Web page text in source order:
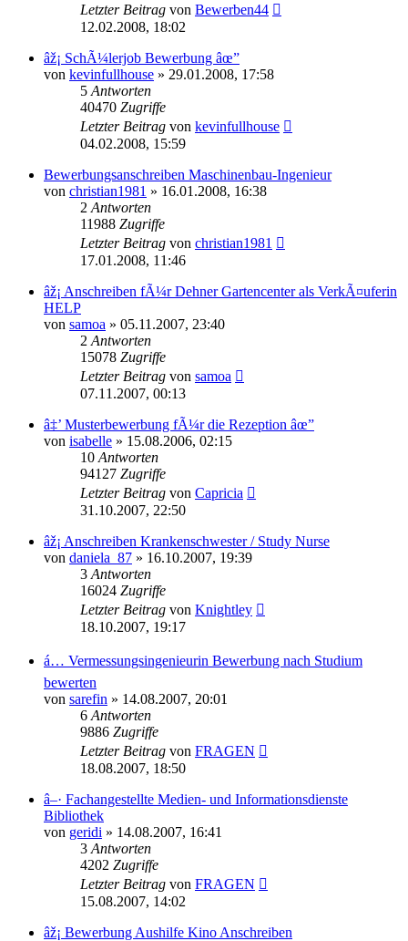
Letzter Beitrag von Bewerben44
12.02.2008, 18:02
âž¡ SchÃ¼lerjob Bewerbung âœ”
von kevinfullhouse » 29.01.2008, 17:58
5 Antworten
40470 Zugriffe
Letzter Beitrag von kevinfullhouse
04.02.2008, 15:59
Bewerbungsanschreiben Maschinenbau-Ingenieur
von christian1981 » 16.01.2008, 16:38
2 Antworten
11988 Zugriffe
Letzter Beitrag von christian1981
17.01.2008, 11:46
âž¡ Anschreiben fÃ¼r Dehner Gartencenter als VerkÃ¤uferin
HELP
von samoa » 05.11.2007, 23:40
2 Antworten
15078 Zugriffe
Letzter Beitrag von samoa
07.11.2007, 00:13
â‡’ Musterbewerbung fÃ¼r die Rezeption âœ”
von isabelle » 15.08.2006, 02:15
10 Antworten
94127 Zugriffe
Letzter Beitrag von Capricia
31.10.2007, 22:50
âž¡ Anschreiben Krankenschwester / Study Nurse
von daniela_87 » 16.10.2007, 19:39
3 Antworten
16024 Zugriffe
Letzter Beitrag von Knightley
18.10.2007, 19:17
á… Vermessungsingenieurin Bewerbung nach Studium
bewerten
von sarefin » 14.08.2007, 20:01
6 Antworten
9886 Zugriffe
Letzter Beitrag von FRAGEN
18.08.2007, 18:50
â–· Fachangestellte Medien- und Informationsdienste
Bibliothek
von geridi » 14.08.2007, 16:41
3 Antworten
4202 Zugriffe
Letzter Beitrag von FRAGEN
15.08.2007, 14:02
âž¡ Bewerbung Aushilfe Kino Anschreiben